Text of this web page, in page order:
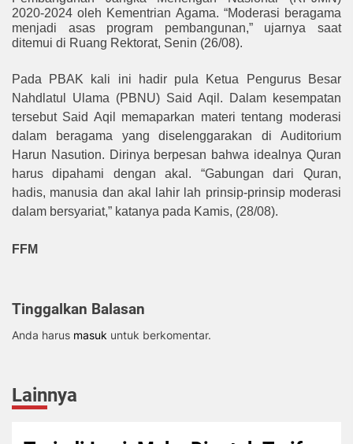
2020-2024 oleh Kementrian Agama. “Moderasi beragama
menjadi asas program pembangunan,” ujarnya saat
ditemui di Ruang Rektorat, Senin (26/08).
Pada PBAK kali ini hadir pula Ketua Pengurus Besar
Nahdlatul Ulama (PBNU) Said Aqil. Dalam kesempatan
tersebut Said Aqil memaparkan materi tentang moderasi
dalam beragama
yang diselenggarakan di Auditorium
Harun Nasution. Dirinya berpesan bahwa idealnya Quran
harus dipahami dengan akal. “Gabungan dari Quran,
hadis, manusia dan akal lahir lah prinsip-prinsip moderasi
dalam bersyariat,” katanya pada Kamis, (28/08).
FFM
Tinggalkan Balasan
Anda harus masuk untuk berkomentar.
Lainnya